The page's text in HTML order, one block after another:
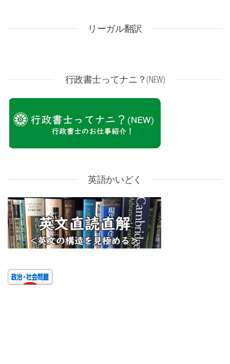
リーガル翻訳
行政書士ってナニ？(NEW)
英語かいどく